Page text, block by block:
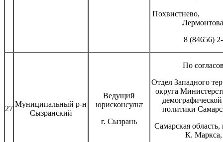
8 (84656)
27
Муниципальный р-н
Сызранский
Ведущий
юрисконсульт
г. Сызрань
По
Отдел Западного
округа
политики
Самарская область,
К. Маркса,